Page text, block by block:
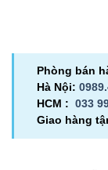
Phòng bán
Hà Nội:
HCM : 033
Giao hàng